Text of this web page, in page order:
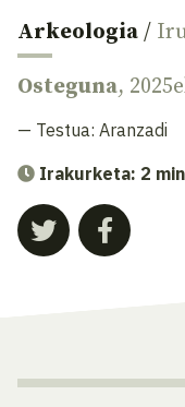
Arkeologia /
Osteguna,
— Testua: Aranzadi
Irakurketa: 2